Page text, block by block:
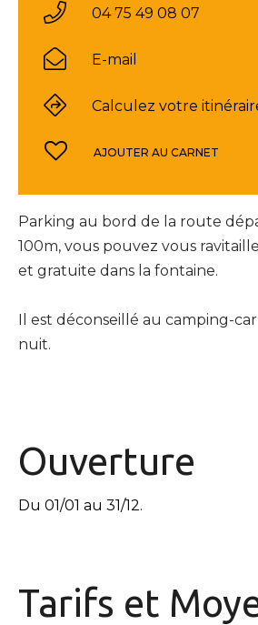
Parking au bord de la route
100m, vous pouvez vous
et gratuite dans la fontaine.
Il est déconseillé au camping-
nuit.
Ouverture
Du 01/01 au 31/12.
Tarifs et
04 75 49 08 07
E-mail
Calculez votre
AJOUTER AU CARNET